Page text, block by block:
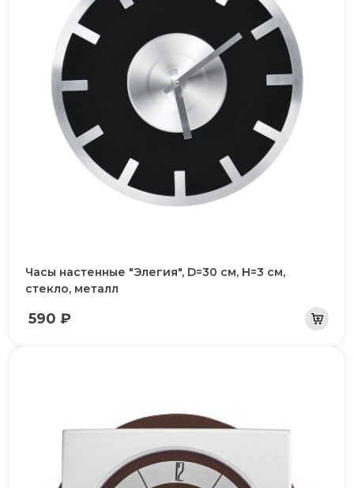
Часы настенные "Элегия", D=30 см, H=3 см,
стекло, металл
590 ₽